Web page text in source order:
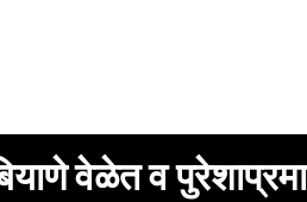
वेळेत व